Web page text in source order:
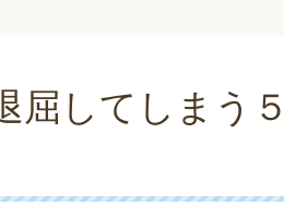
屈してしまう５